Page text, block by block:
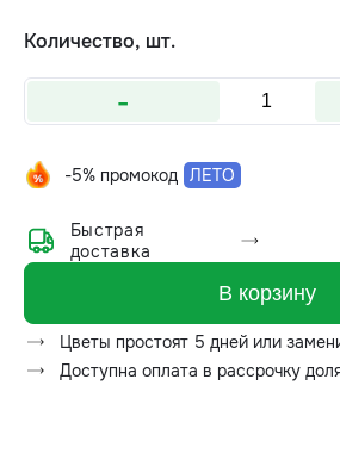
Количество, шт.
-
-5% промокод ЛЕТО
Быстрая
доставка
В корзину
Цветы простоят 5 дней или
Доступна оплата в рассрочку